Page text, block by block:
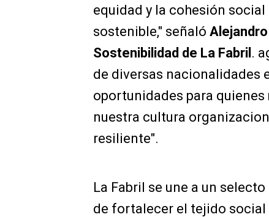
equidad y la cohesión
sostenible," señaló
Sostenibilidad de La Fabril .
de diversas nacionalidades
oportunidades para
nuestra cultura
resiliente".
La Fabril se une a un
de fortalecer el tejido